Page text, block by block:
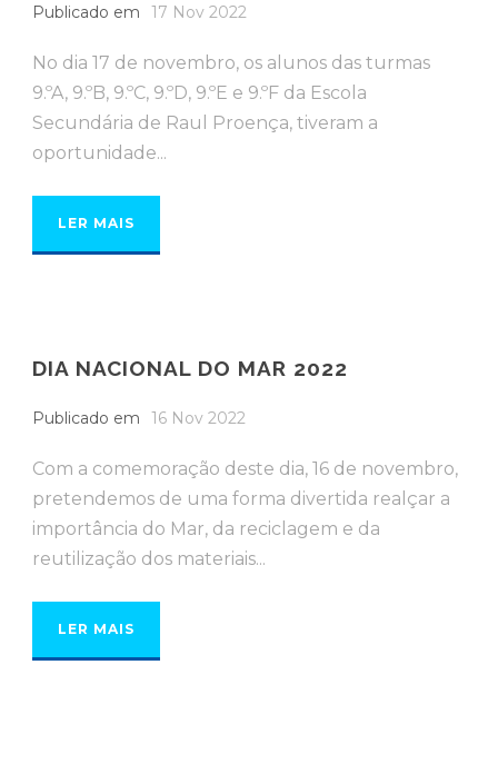
Publicado em 17 Nov 2022
No dia 17 de novembro, os alunos das turmas
9.ºA, 9.ºB, 9.ºC, 9.ºD, 9.ºE e 9.ºF da Escola
Secundária de Raul Proença, tiveram a
oportunidade...
LER MAIS
DIA NACIONAL DO MAR 2022
Publicado em 16 Nov 2022
Com a comemoração deste dia, 16 de novembro,
pretendemos de uma forma divertida realçar a
importância do Mar, da reciclagem e da
reutilização dos materiais...
LER MAIS